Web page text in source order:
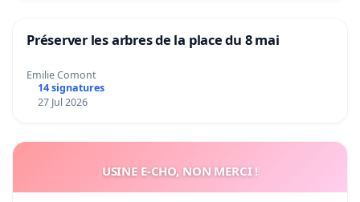
Préserver les arbres de la place du 8 mai
Emilie Comont
14 signatures
27 Jul 2026
USINE E-CHO, NON MERCI !